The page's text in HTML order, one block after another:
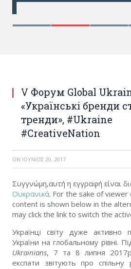
V Форум Global
«Українські бренди
тренди», #Ukraine
#CreativeNation
ON ΙΟΎΝΙΟΣ 20, 2017
Συγγνώμη,αυτή η εγγραφή είναι
Ουκρανικά. For the sake of viewer
content is shown below in the
may click the link to switch the
Українці світу дуже активно
України на глобальному рівні.
Ukrainians, 7 та 8 липня 2017р.,
експати звітують про